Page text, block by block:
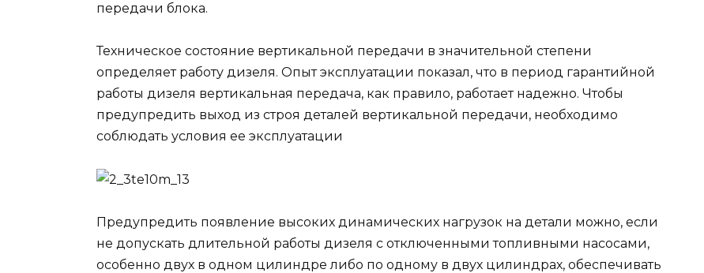
передачи блока.
Техническое состояние вертикальной передачи в значительной степени
определяет работу дизеля. Опыт эксплуатации показал, что в период гарантийной
работы дизеля вертикальная передача, как правило, работает надежно. Чтобы
предупредить выход из строя деталей вертикальной передачи, необходимо
соблюдать условия ее эксплуатации
Предупредить появление высоких динамических нагрузок на детали можно, если
не допускать длительной работы дизеля с отключенными топливными насосами,
особенно двух в одном цилиндре либо по одному в двух цилиндрах, обеспечивать